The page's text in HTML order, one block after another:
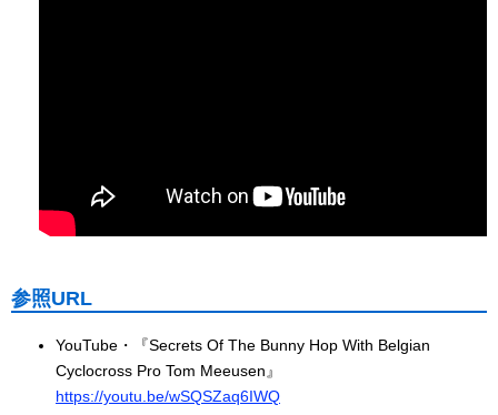
参照URL
YouTube・『Secrets Of The Bunny Hop With Belgian
Cyclocross Pro Tom Meeusen』
https://youtu.be/wSQSZaq6IWQ